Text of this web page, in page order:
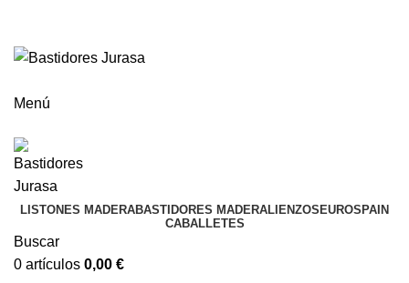
Menú
LISTONES MADERABASTIDORES MADERALIENZOS EUROSPAIN
CABALLETES
Buscar
0 artículos 0,00 €